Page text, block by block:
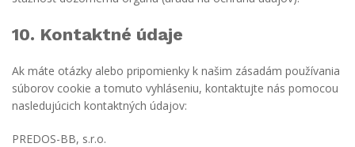
10. Kontaktné údaje
Ak máte otázky alebo pripomienky k našim zásadám používania
súborov cookie a tomuto vyhláseniu, kontaktujte nás pomocou
nasledujúcich kontaktných údajov:
PREDOS-BB, s.r.o.